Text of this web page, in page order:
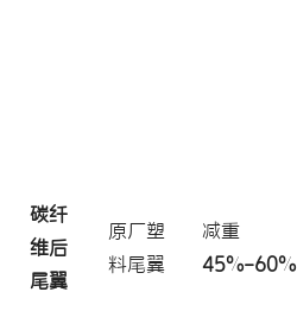
碳纤
维后
尾翼
原厂塑
料尾翼
减重
45%-60%